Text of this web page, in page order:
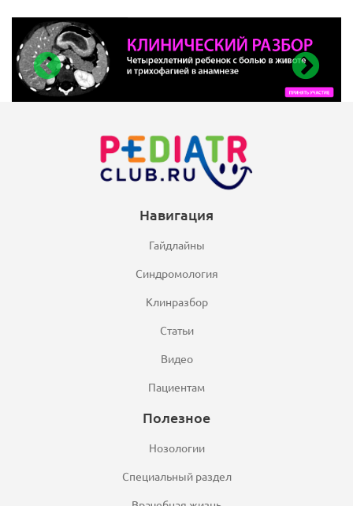
Навигация
Гайдлайны
Синдромология
Клинразбор
Статьи
Видео
Пациентам
Полезное
Нозологии
Специальный раздел